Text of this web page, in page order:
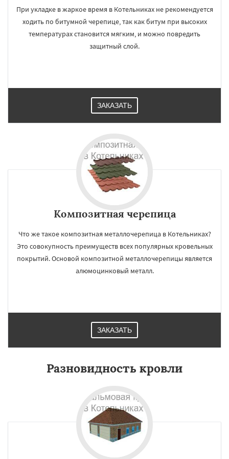
Работаем по
×
Ликино-Дулево
Лосино-Петровский Луховицы
Лыткарино Люберцы Можайск Мытищи
Пересвет
Подольск
Пущино Раменское
Рузф Сергиев Посад
Солнечногорск Купавна
Фрязино Химки
При укладке в жаркое время в Котельниках не рекомендуется
ходить по битумной черепице, так как битум при высоких
температурах становится мягким, и можно повредить
защитный слой.
ЗАКАЗАТЬ
Композитная черепица
Что же такое композитная металлочерепица в Котельниках?
Это совокупность преимуществ всех популярных кровельных
покрытий. Основой композитной металлочерепицы является
алюмоцинковый металл.
ЗАКАЗАТЬ
Разновидность кровли
УЗНАТЬ ПОДРОБНЕЕ ×